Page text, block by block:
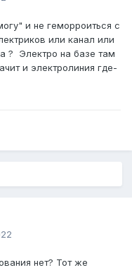
и не геморроиться с
или канал или
? Электро на базе там
и электролиния где-
нет? Тот же